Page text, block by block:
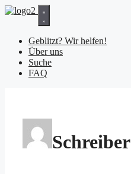
Zum
Geblitzt? Wir helfen!
Über uns
Suche
FAQ
Schreiber